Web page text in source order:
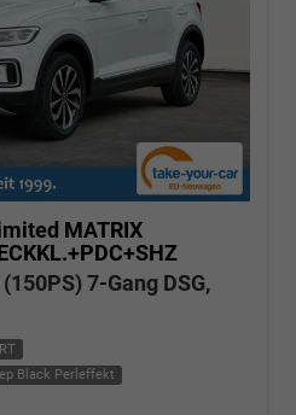
MATRIX
7-Gang DSG,
Black Perleffekt